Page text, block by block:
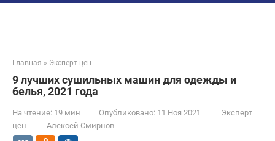
Главная » Эксперт цен
9 лучших сушильных машин для одежды и
белья, 2021 года
На чтение: 19 мин Опубликовано: 11 Ноя 2021
Эксперт
цен
Алексей Смирнов